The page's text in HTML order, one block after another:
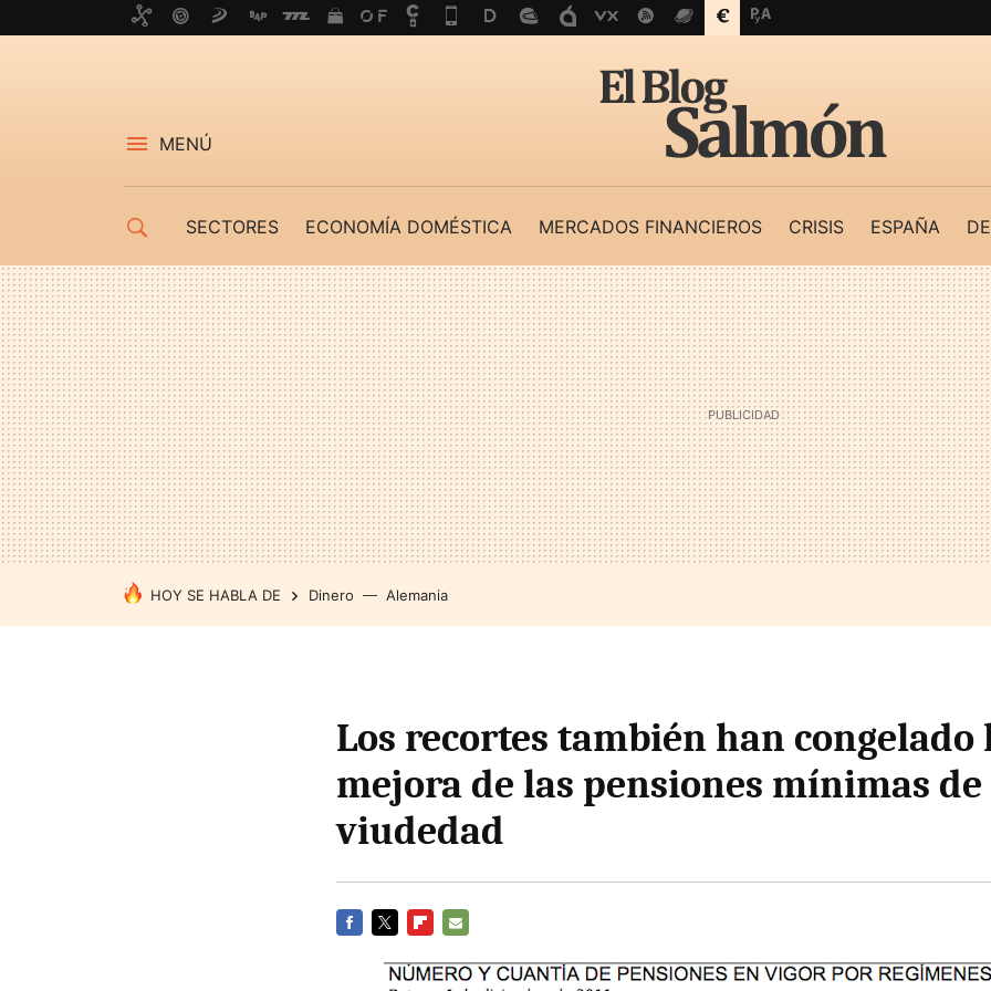
MENÚ
SECTORES ECONOMÍA DOMÉSTICA MERCADOS FINANCIEROS CRISIS ESPAÑA
HOY SE HABLA DE Dinero Alemania
Los recortes también han congelado
mejora de las pensiones mínimas de
viudedad
MAIL